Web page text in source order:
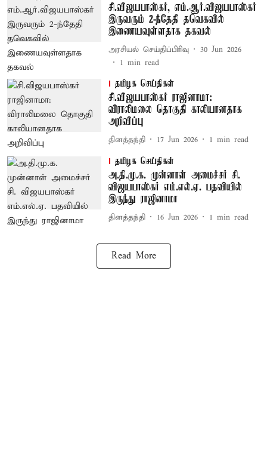
சி.விஜயபாஸ்கர், எம்.ஆர்.விஜயபாஸ்கர்
இருவரும் 2-ந்தேதி தவெகவில்
இணையவுள்ளதாக தகவல்
அரசியல் செய்திப்பிரிவு
30 Jun 2026
1 min read
தமிழக செய்திகள்
சி.விஜயபாஸ்கர் ராஜினாமா:
விராலிமலை தொகுதி காலியானதாக
அறிவிப்பு
தினத்தந்தி 17 Jun 2026 1 min read
தமிழக செய்திகள்
அ.தி.மு.க. முன்னாள் அமைச்சர் சி.
விஜயபாஸ்கர் எம்.எல்.ஏ. பதவியில்
இருந்து ராஜினாமா
தினத்தந்தி 16 Jun 2026 1 min read
Read More